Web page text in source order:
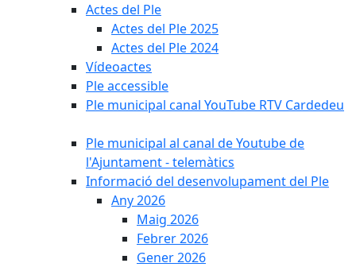
Actes del Ple
Actes del Ple 2025
Actes del Ple 2024
Vídeoactes
Ple accessible
Ple municipal canal YouTube RTV Cardedeu
Ple municipal al canal de Youtube de
l'Ajuntament - telemàtics
Informació del desenvolupament del Ple
Any 2026
Maig 2026
Febrer 2026
Gener 2026